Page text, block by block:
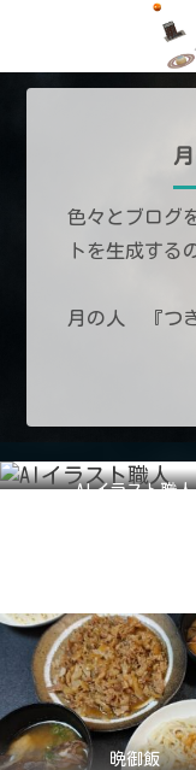
色々とブログ
トを生成する
月の人 『つ
AIイラスト職人
晩御飯